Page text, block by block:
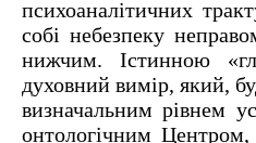
психоаналітичних
собі небезпеку
нижчим. Істинною
духовний вимір, який,
визначальним рівнем
онтологічним